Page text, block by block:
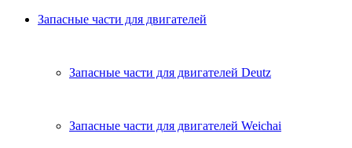
Запасные части для двигателей
Запасные части для двигателей Deutz
Запасные части для двигателей Weichai